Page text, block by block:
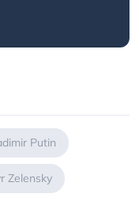
Putin
Zelensky